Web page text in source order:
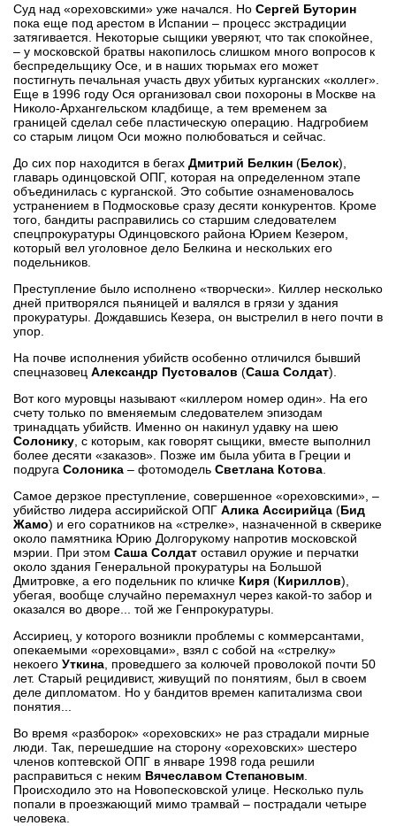
Суд над «ореховскими» уже начался. Но Сергей Буторин
пока еще под арестом в Испании – процесс экстрадиции
затягивается. Некоторые сыщики уверяют, что так спокойнее,
– у московской братвы накопилось слишком много вопросов к
беспредельщику Осе, и в наших тюрьмах его может
постигнуть печальная участь двух убитых курганских «коллег».
Еще в 1996 году Ося организовал свои похороны в Москве на
Николо-Архангельском кладбище, а тем временем за
границей сделал себе пластическую операцию. Надгробием
со старым лицом Оси можно полюбоваться и сейчас.
До сих пор находится в бегах Дмитрий Белкин (Белок),
главарь одинцовской ОПГ, которая на определенном этапе
объединилась с курганской. Это событие ознаменовалось
устранением в Подмосковье сразу десяти конкурентов. Кроме
того, бандиты расправились со старшим следователем
спецпрокуратуры Одинцовского района Юрием Кезерoм,
который вел уголовное дело Белкина и нескольких его
подельников.
Преступление было исполнено «творчески». Киллер несколько
дней притворялся пьяницей и валялся в грязи у здания
прокуратуры. Дождавшись Кезера, он выстрелил в него почти в
упор.
На почве исполнения убийств особенно отличился бывший
спецназовец Александр Пустовалов (Саша Солдат).
Вот кого муровцы называют «киллером номер один». На его
счету только по вменяемым следователем эпизодам
тринадцать убийств. Именно он накинул удавку на шею
Солонику , с которым, как говорят сыщики, вместе выполнил
более десяти «заказов». Позже им была убита в Греции и
подруга Солоника – фотомодель Светлана Котова
Самое дерзкое преступление, совершенное «ореховскими», –
убийство лидера ассирийской ОПГ Алика Ассирийца (Бид
Жамо) и его соратников на «стрелке», назначенной в скверике
около памятника Юрию Долгорукому напротив московской
мэрии. При этом Саша Солдат оставил оружие и перчатки
около здания Генеральной прокуратуры на Большой
Дмитровке, а его подельник по кличке Киря (Кириллов),
убегая, вообще случайно перемахнул через какой-то забор и
оказался во дворе... той же Генпрокуратуры.
Ассириец, у которого возникли проблемы с коммерсантами,
опекаемыми «ореховцами», взял с собой на «стрелку»
некоего Уткина , проведшего за колючей проволокой почти 50
лет. Старый рецидивист, живущий по понятиям, был в своем
деле дипломатом. Но у бандитов времен капитализма свои
понятия...
Во время «разборок» «ореховских» не раз страдали мирные
люди. Так, перешедшие на сторону «ореховских» шестеро
членов коптевской ОПГ в январе 1998 года решили
расправиться с неким Вячеславом Степановым
Происходило это на Новопесковской улице. Несколько пуль
попали в проезжающий мимо трамвай – пострадали четыре
человека.